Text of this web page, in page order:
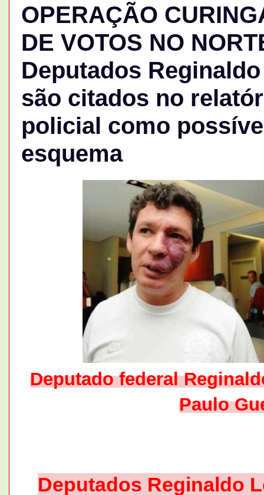
OPERAÇÃO
DE VOTOS NO
Deputados
são citados no
policial como
esquema
Deputado federal
Paulo
Deputados Reginaldo